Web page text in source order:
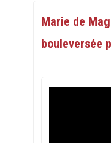
Marie de
bouleversée